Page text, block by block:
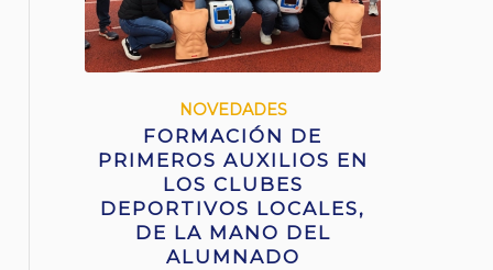
NOVEDADES
FORMACIÓN DE
PRIMEROS AUXILIOS EN
LOS CLUBES
DEPORTIVOS LOCALES,
DE LA MANO DEL
ALUMNADO